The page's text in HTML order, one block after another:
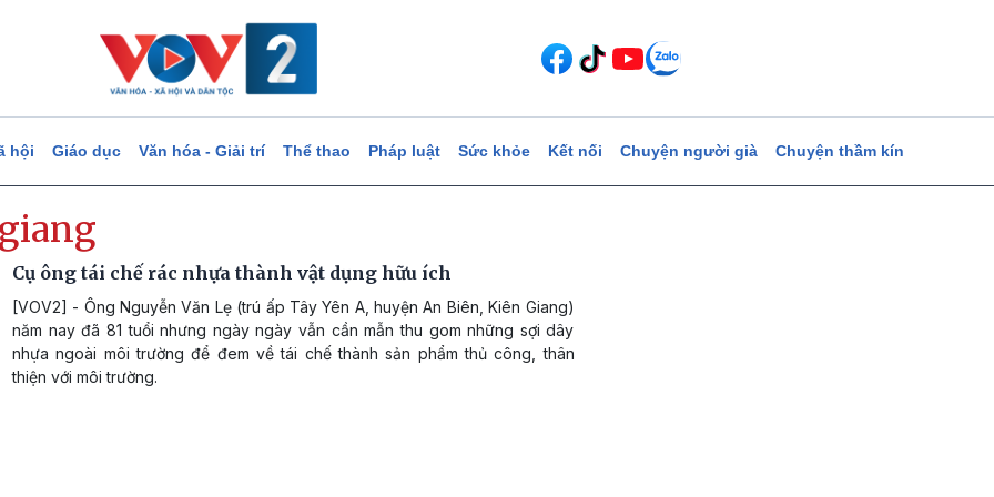
hội Giáo dục Văn hóa - Giải trí Thể thao Pháp luật Sức khỏe Kết nối Chuyện người già Chuyện thầm kín
Cụ ông tái chế rác nhựa thành vật dụng hữu ích
[VOV2] - Ông Nguyễn Văn Lẹ (trú ấp Tây Yên A, huyện An Biên, Kiên Giang)
năm nay đã 81 tuổi nhưng ngày ngày vẫn cần mẫn thu gom những sợi dây
nhựa ngoài môi trường để đem về tái chế thành sản phẩm thủ công, thân
thiện với môi trường.